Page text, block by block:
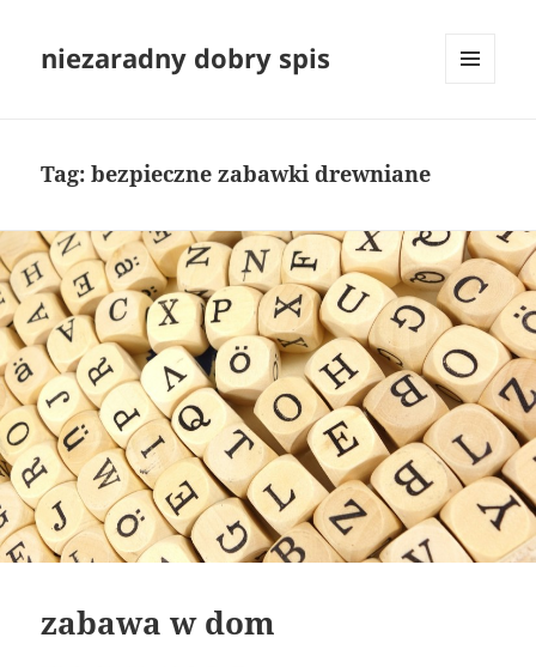
niezaradny dobry spis
Tag:bezpieczne zabawki drewniane
zabawa w dom